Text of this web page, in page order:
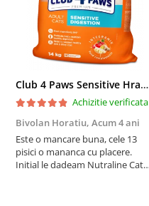
Club 4 Paws Sensitive Hrana uscata pisici adulte, 14kg
Achizitie verificata
Bivolan Horatiu, Acum 4 ani
Este o mancare buna, cele 13
pisici o mananca cu placere.
Initial le dadeam Nutraline Cat